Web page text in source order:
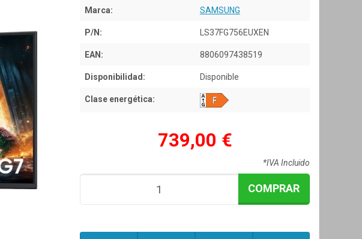
Marca: SAMSUNG
P/N: LS37FG756EUXEN
EAN: 8806097438519
Disponibilidad: Disponible
Clase energética:
739,00 €
*IVA Incluido
COMPRAR